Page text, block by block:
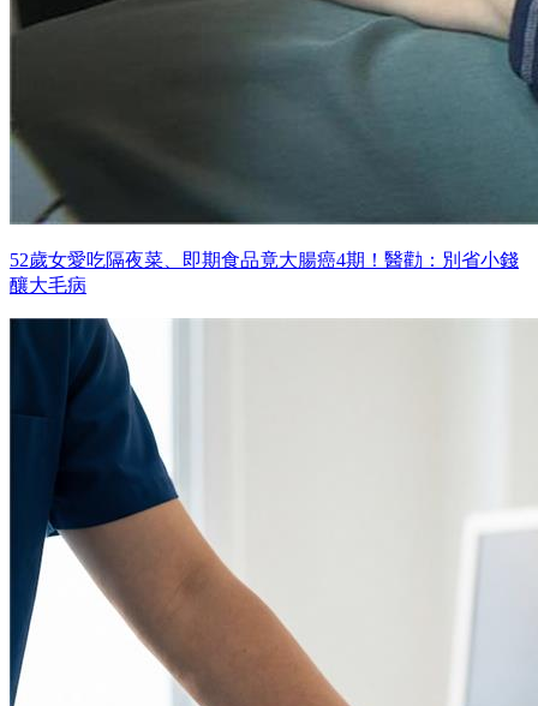
52歲女愛吃隔夜菜、即期食品竟大腸癌4期！醫勸：別省小錢
釀大毛病